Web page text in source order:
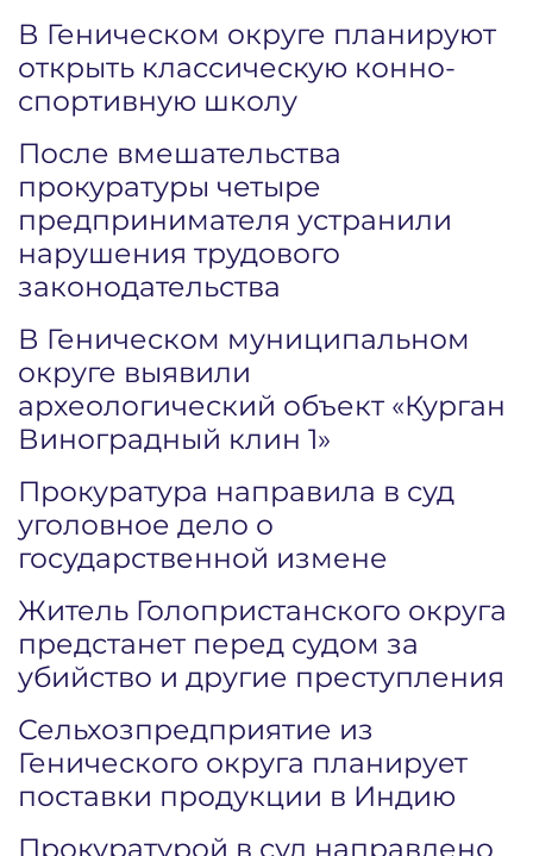
В Геническом округе планируют
открыть классическую конно-
спортивную школу
После вмешательства
прокуратуры четыре
предпринимателя устранили
нарушения трудового
законодательства
В Геническом муниципальном
округе выявили
археологический объект «Курган
Виноградный клин 1»
Прокуратура направила в суд
уголовное дело о
государственной измене
Житель Голопристанского округа
предстанет перед судом за
убийство и другие преступления
Сельхозпредприятие из
Генического округа планирует
поставки продукции в Индию
Прокуратурой в суд направлено